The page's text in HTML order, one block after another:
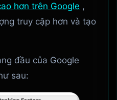
hơn trên Google ,
truy cập hơn và tạo
đầu của Google
sau: